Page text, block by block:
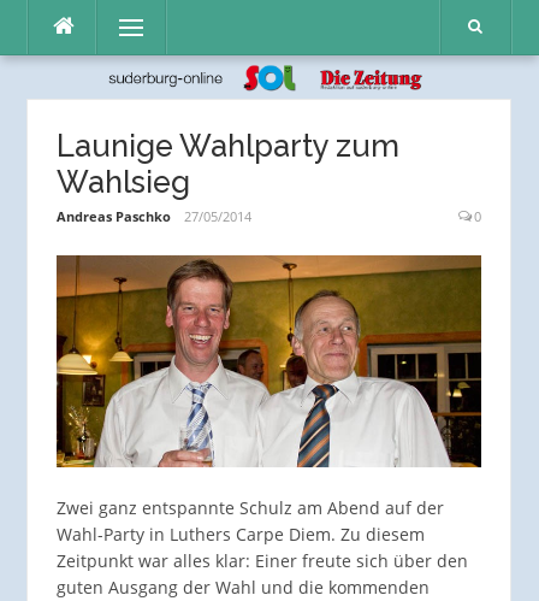
Inhalt
Menü
Launige Wahlparty zum
Wahlsieg
Andreas Paschko 27/05/2014 0
Zwei ganz entspannte Schulz am Abend auf der
Wahl-Party in Luthers Carpe Diem. Zu diesem
Zeitpunkt war alles klar: Einer freute sich über den
guten Ausgang der Wahl und die kommenden